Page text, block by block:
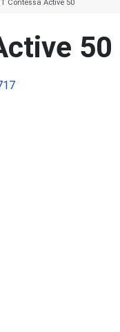
Contessa Active 50
50